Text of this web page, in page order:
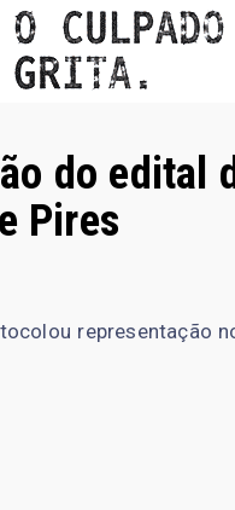
do edital
Pires
representação